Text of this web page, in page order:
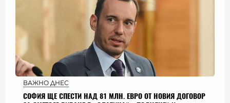
ВАЖНО ДНЕС
СОФИЯ ЩЕ СПЕСТИ НАД 81 МЛН. ЕВРО ОТ НОВИЯ ДОГОВОР